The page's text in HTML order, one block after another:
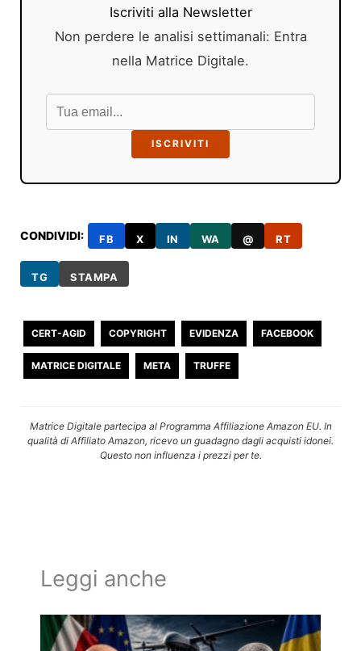
Iscriviti alla Newsletter
Non perdere le analisi settimanali: Entra
nella Matrice Digitale.
ISCRIVITI
CONDIVIDI: FB X IN WA @ RT
TG STAMPA
CERT-AGID COPYRIGHT EVIDENZA FACEBOOK
MATRICE DIGITALE META TRUFFE
Matrice Digitale partecipa al Programma Affiliazione Amazon EU. In
qualità di Affiliato Amazon, ricevo un guadagno dagli acquisti idonei.
Questo non influenza i prezzi per te.
Leggi anche